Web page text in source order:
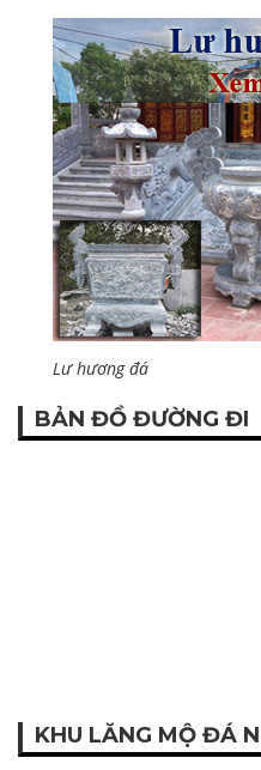
Lư hương đá
BẢN ĐỒ ĐƯỜNG ĐI
KHU LĂNG MỘ ĐÁ